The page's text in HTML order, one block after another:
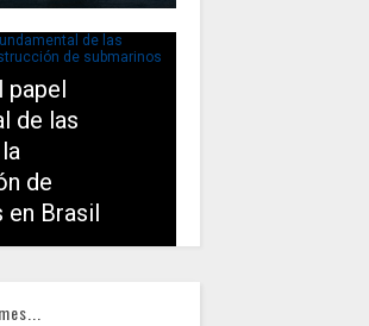
papel
de las
de
en Brasil